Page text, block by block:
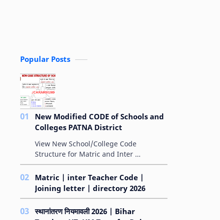
Popular Posts
New Modified CODE of Schools and
Colleges PATNA District
View New School/College Code
Structure for Matric and Inter
MODIFIED ALPHA-NUMERICAL
AMPLIFYING-CODE FOR SCHOOLS बिहार
विद्यालय परीक्षा समिति के &qu…
Matric | inter Teacher Code |
Joining letter | directory 2026
स्थानांतरण नियमावली 2026 | Bihar